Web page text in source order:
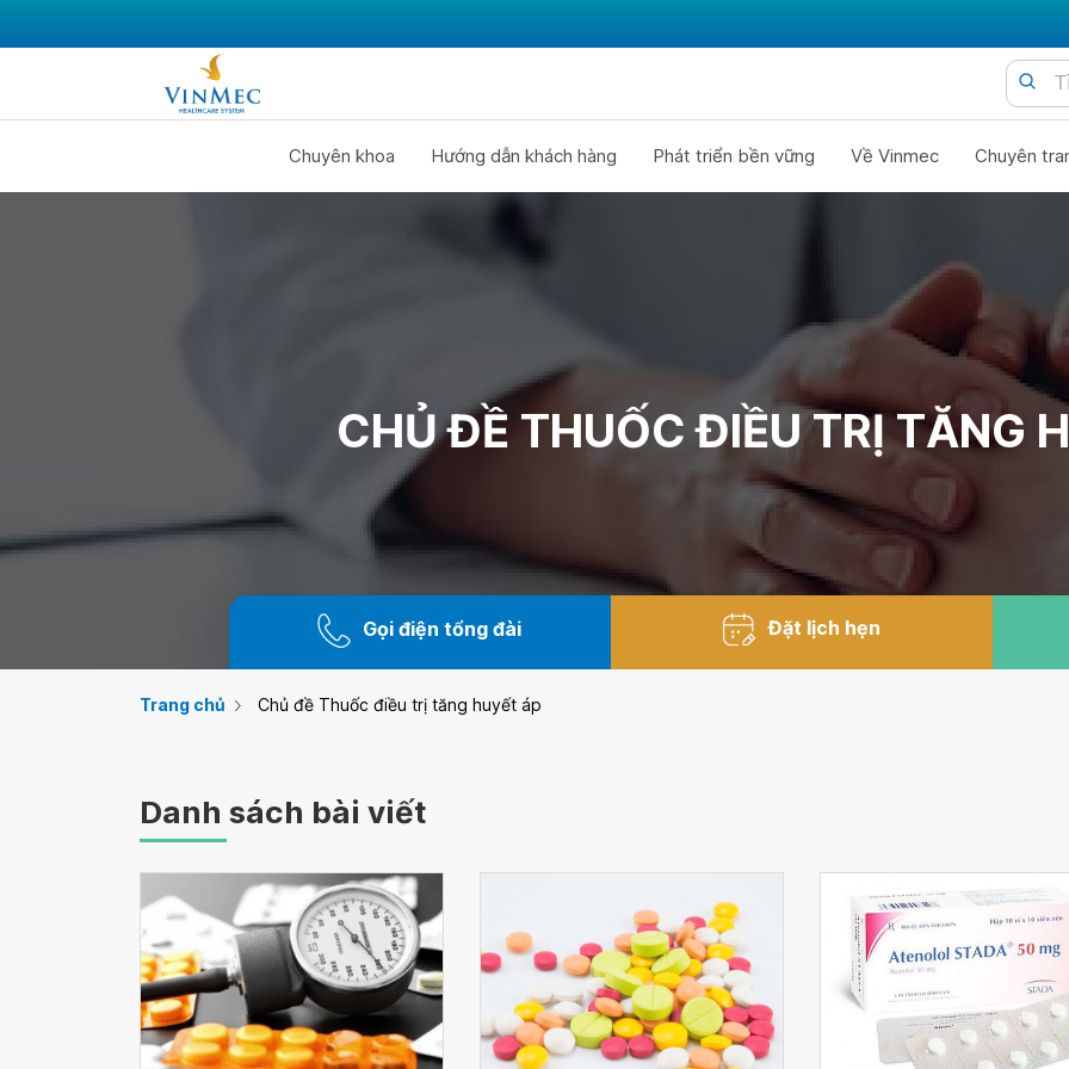
Chuyên khoa Hướng dẫn khách hàng Phát triển bền vững Về Vinmec Chuyên
CHỦ ĐỀ THUỐC ĐIỀU TRỊ TĂNG
Gọi điện tổng đài Đặt lịch hẹn
Trang chủ Chủ đề Thuốc điều trị tăng huyết áp
Danh sách bài viết